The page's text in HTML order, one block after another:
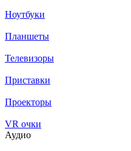
Ноутбуки
Планшеты
Телевизоры
Приставки
Проекторы
VR очки
Аудио